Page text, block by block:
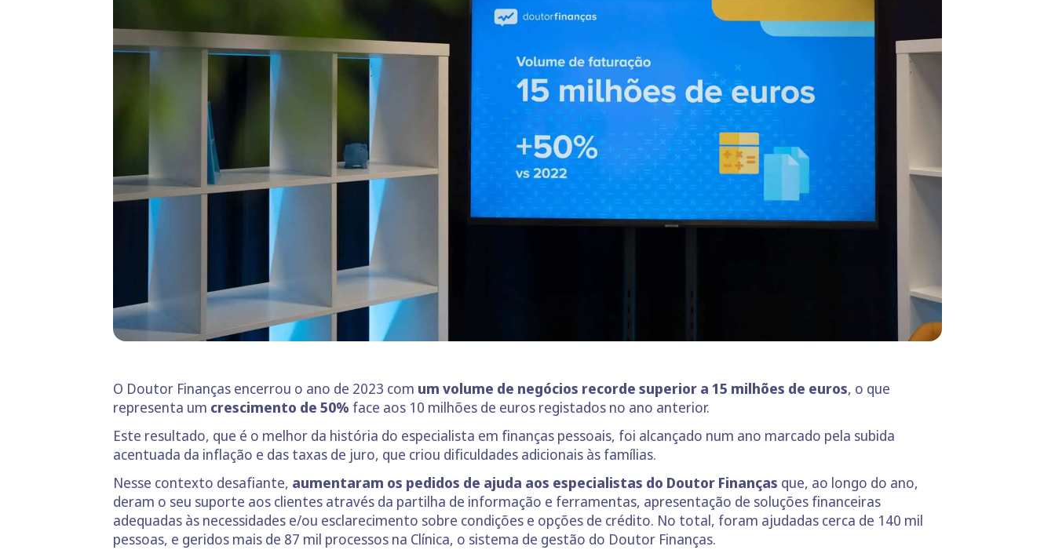
O Doutor Finanças encerrou o ano de 2023 com um volume de negócios recorde superior a 15 milhões de euros, o que
representa um crescimento de 50% face aos 10 milhões de euros registados no ano anterior.
Este resultado, que é o melhor da história do especialista em finanças pessoais, foi alcançado num ano marcado pela subida
acentuada da inflação e das taxas de juro, que criou dificuldades adicionais às famílias.
Nesse contexto desafiante, aumentaram os pedidos de ajuda aos especialistas do Doutor Finanças que, ao longo do ano,
deram o seu suporte aos clientes através da partilha de informação e ferramentas, apresentação de soluções financeiras
adequadas às necessidades e/ou esclarecimento sobre condições e opções de crédito. No total, foram ajudadas cerca de 140 mil
pessoas, e geridos mais de 87 mil processos na Clínica, o sistema de gestão do Doutor Finanças.